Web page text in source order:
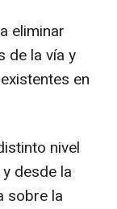
eliminar
de la vía y
en
nivel
desde la
sobre la